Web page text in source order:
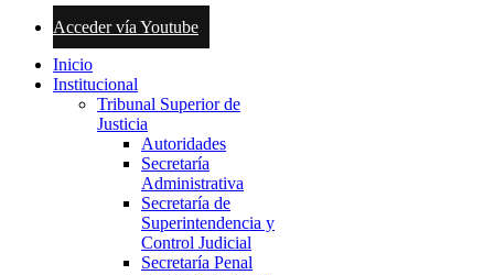
Acceder vía Youtube
Inicio
Institucional
Tribunal Superior de
Justicia
Autoridades
Secretaría
Administrativa
Secretaría de
Superintendencia y
Control Judicial
Secretaría Penal